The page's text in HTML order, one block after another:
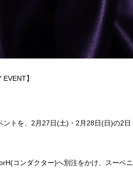
】
トを、2月27日(土)・2月28日(日)の2日
コンダクター)へ別注をかけ、スーベニ